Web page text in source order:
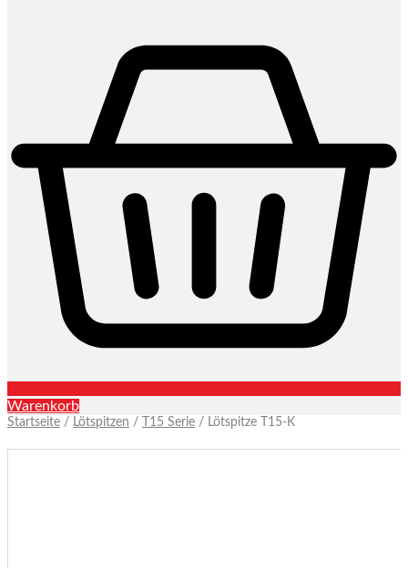
Warenkorb
Startseite / Lötspitzen / T15 Serie / Lötspitze T15-K